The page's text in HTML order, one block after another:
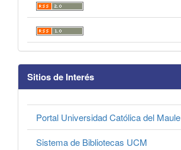
Sitios de Interés
Portal Universidad Católica del Maule
Sistema de Bibliotecas UCM